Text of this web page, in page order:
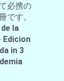
必携の
です。
la
Edicion
in 3